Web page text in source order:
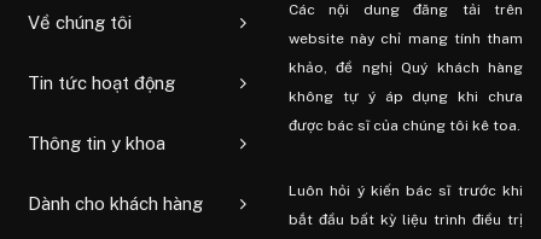
Về chúng tôi
Tin tức hoạt động
Thông tin y khoa
Dành cho khách hàng
Các nội dung đăng tải trên
website này chỉ mang tính tham
khảo, đề nghị Quý khách hàng
không tự ý áp dụng khi chưa
được bác sĩ của chúng tôi kê toa.
Luôn hỏi ý kiến ​​bác sĩ trước khi
bắt đầu bất kỳ liệu trình điều trị